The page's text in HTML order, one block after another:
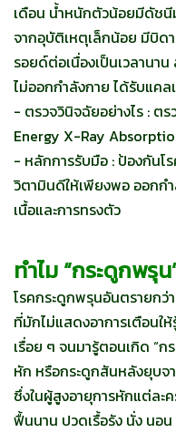
เดือน น้ำหนักตัวน้อยมีดัชนี
จากอุบัติเหตุเล็กน้อย มีบิด
รอยด์ต่อเนื่องเป็นเวลาน
ไม่ออกกำลังกาย ได้รับแค
- ตรวจวินิจฉัยอย่างไร : ต
Energy X-Ray
- หลักการรับมือ : ป้องกันโ
วิตามินดีให้เพียงพอ ออกก
เนื้อและการทรงตัว
ทำไม “กระดูกพรุ
โรคกระดูกพรุนอันตรายกว่
ที่มักไม่แสดงอาการเตือนให้
เรื่อย ๆ จนมารู้ตอนเกิด “
หัก หรือกระดูกสันหลังยุบจ
ซึ่งในผู้สูงอายุการหักแต่ละ
ฟื้นนาน ปวดเรื้อรัง นั่ง นอน